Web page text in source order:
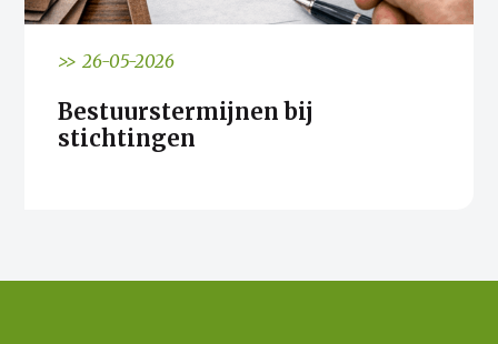
>> 26-05-2026
Bestuurstermijnen bij
stichtingen